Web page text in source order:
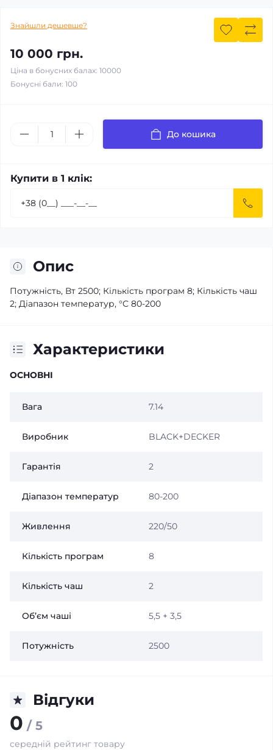
Знайшли дешевше?
10 000 грн.
Ціна в бонусних балах: 10000
Бонусні бали: 100
До кошика
Купити в 1 клік:
Опис
Потужність, Вт 2500; Кількість програм 8; Кількість чаш
2; Діапазон температур, °C 80-200
Характеристики
ОСНОВНІ
Вага 7.14
Виробник BLACK+DECKER
Гарантія 2
Діапазон температур 80-200
Живлення 220/50
Кількість програм 8
Кількість чаш 2
Об’єм чаші 5,5 + 3,5
Потужність 2500
Відгуки
0 / 5
середній рейтинг товару